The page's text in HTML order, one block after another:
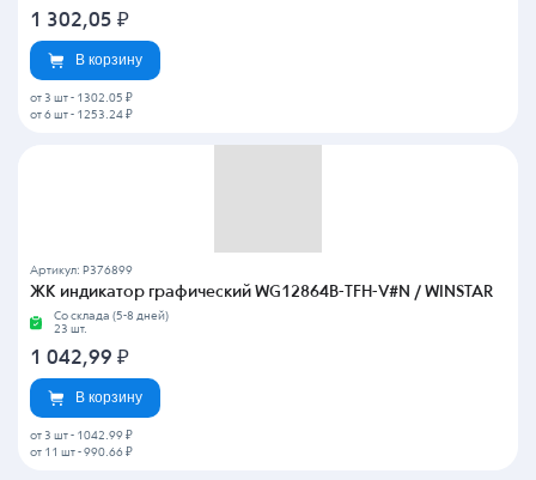
1 302,05 ₽
В корзину
от 3 шт - 1302.05 ₽
от 6 шт - 1253.24 ₽
Артикул: P376899
ЖК индикатор графический WG12864B-TFH-V#N / WINSTAR
Со склада (5-8 дней)
23 шт.
1 042,99 ₽
В корзину
от 3 шт - 1042.99 ₽
от 11 шт - 990.66 ₽